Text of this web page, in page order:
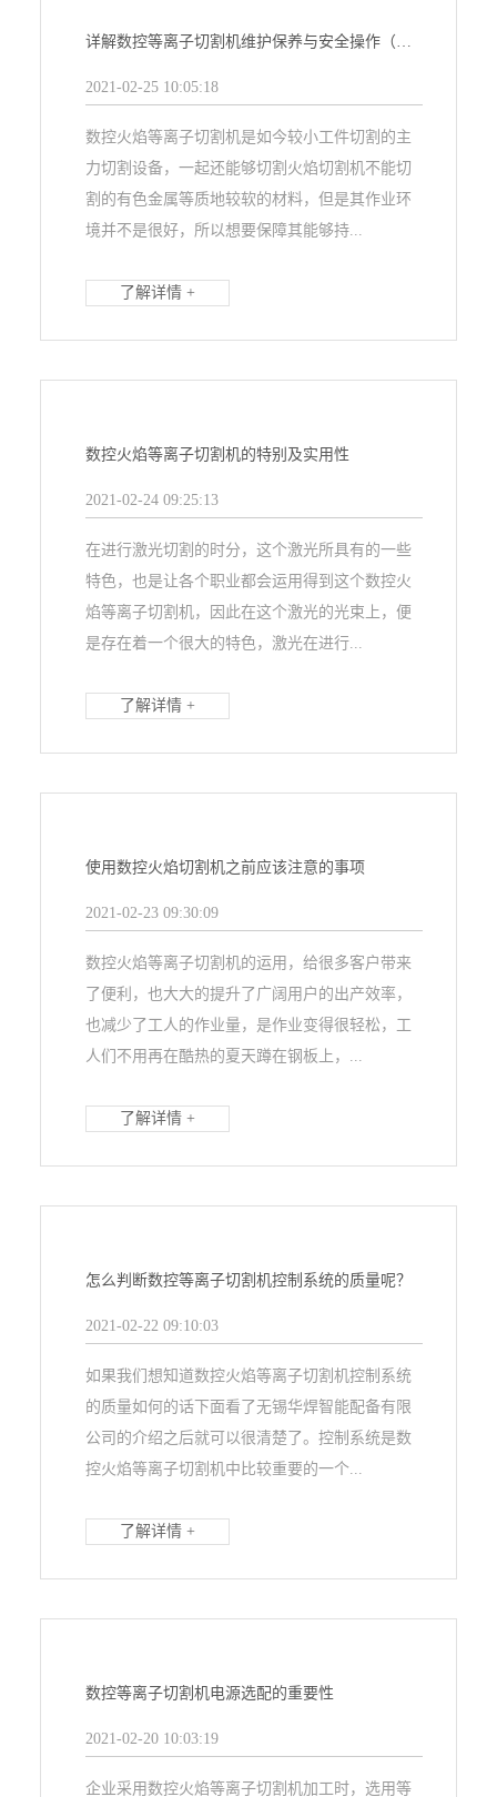
详解数控等离子切割机维护保养与安全操作（一）
2021-02-25 10:05:18
数控火焰等离子切割机是如今较小工件切割的主
力切割设备，一起还能够切割火焰切割机不能切
割的有色金属等质地较软的材料，但是其作业环
境并不是很好，所以想要保障其能够持...
了解详情 +
数控火焰等离子切割机的特别及实用性
2021-02-24 09:25:13
在进行激光切割的时分，这个激光所具有的一些
特色，也是让各个职业都会运用得到这个数控火
焰等离子切割机，因此在这个激光的光束上，便
是存在着一个很大的特色，激光在进行...
了解详情 +
使用数控火焰切割机之前应该注意的事项
2021-02-23 09:30:09
数控火焰等离子切割机的运用，给很多客户带来
了便利，也大大的提升了广阔用户的出产效率，
也减少了工人的作业量，是作业变得很轻松，工
人们不用再在酷热的夏天蹲在钢板上，...
了解详情 +
怎么判断数控等离子切割机控制系统的质量呢？
2021-02-22 09:10:03
如果我们想知道数控火焰等离子切割机控制系统
的质量如何的话下面看了无锡华焊智能配备有限
公司的介绍之后就可以很清楚了。控制系统是数
控火焰等离子切割机中比较重要的一个...
了解详情 +
数控等离子切割机电源选配的重要性
2021-02-20 10:03:19
企业采用数控火焰等离子切割机加工时，选用等